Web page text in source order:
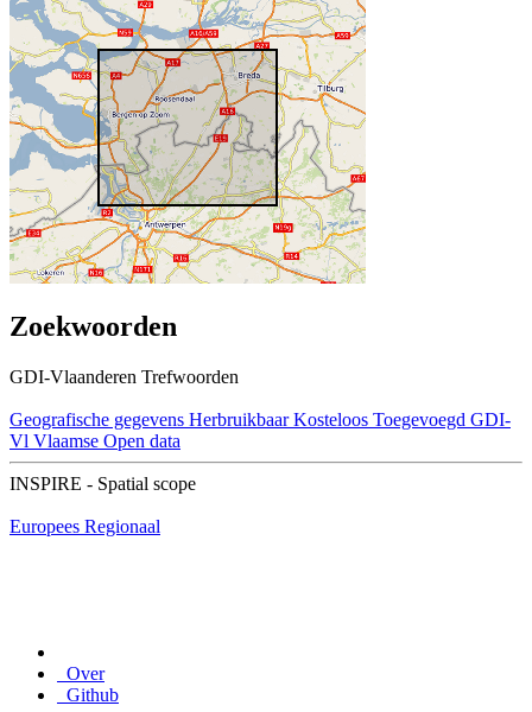
Zoekwoorden
GDI-Vlaanderen Trefwoorden
Geografische gegevens Herbruikbaar Kosteloos Toegevoegd GDI-
Vl Vlaamse Open data
INSPIRE - Spatial scope
Europees Regionaal
Over
Github